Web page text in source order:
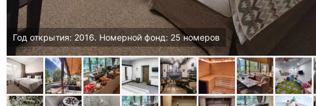
Год открытия: 2016. Номерной фонд: 25 номеров